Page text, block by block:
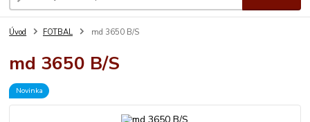
Úvod FOTBAL md 3650 B/S
md 3650 B/S
Novinka